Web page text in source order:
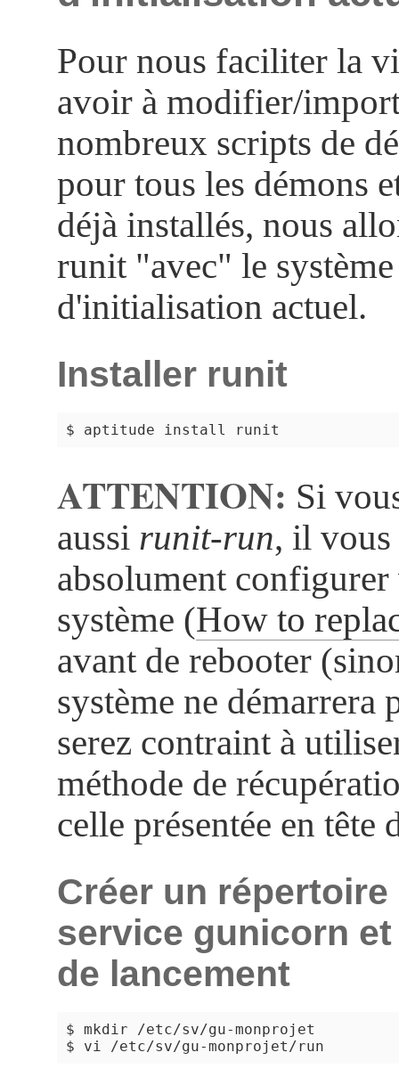
Pour nous faciliter la
avoir à modifier/
nombreux scripts de
pour tous les démons
déjà installés, nous
runit "avec" le système
d'initialisation actuel.
Installer runit
ATTENTION: Si
aussi runit-run, il
absolument
système (How to
avant de rebooter
système ne démarrera
serez contraint à
méthode de
celle présentée en tête
Créer un
service gunicorn
de lancement
$ mkdir /etc/sv/gu-monprojet